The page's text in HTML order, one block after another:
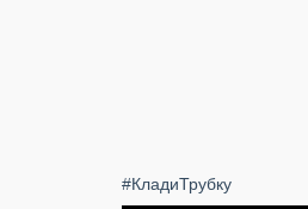
#КладиТрубку